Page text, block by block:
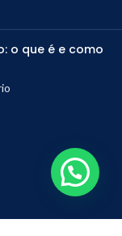
o que é e como